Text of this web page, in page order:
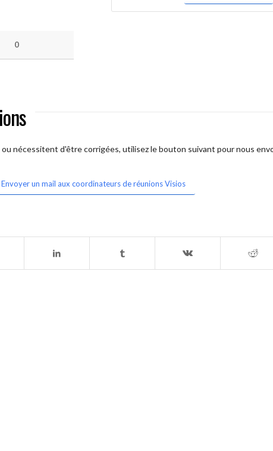
0
nécessitent d'être corrigées, utilisez le bouton suivant pour nous
Envoyer un mail aux coordinateurs de réunions Visios